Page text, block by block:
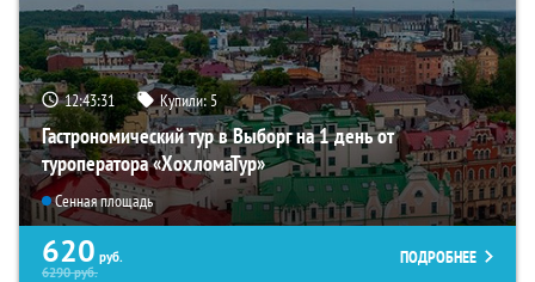
12:43:30 Купили:5
Гастрономический тур в Выборг на 1 день от
туроператора «ХохломаТур»
Сенная площадь
620 руб.
6290руб.
ПОДРОБНЕЕ